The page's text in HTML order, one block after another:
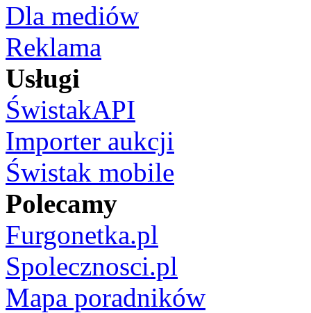
Dla mediów
Reklama
Usługi
ŚwistakAPI
Importer aukcji
Świstak mobile
Polecamy
Furgonetka.pl
Spolecznosci.pl
Mapa poradników